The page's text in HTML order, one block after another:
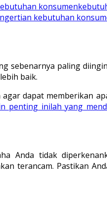
konsumen
kebutuhan
sebenarnya paling
baik.
dapat memberikan
penting inilah yang
Anda tidak
terancam. Pastikan